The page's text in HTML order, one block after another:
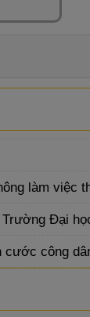
làm việc
Đại
công